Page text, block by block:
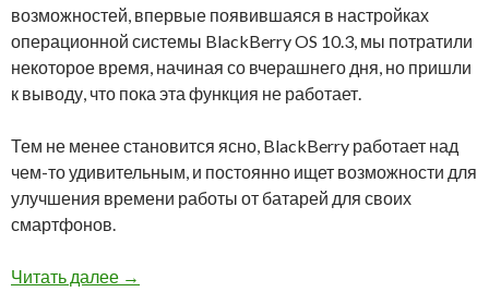
возможностей, впервые появившаяся в настройках
операционной системы BlackBerry OS 10.3, мы потратили
некоторое время, начиная со вчерашнего дня, но пришли
к выводу, что пока эта функция не работает.
Тем не менее становится ясно, BlackBerry работает над
чем-то удивительным, и постоянно ищет возможности для
улучшения времени работы от батарей для своих
смартфонов.
Читать далее Обзор BlackBerry OS 10.3: Расширенное
→